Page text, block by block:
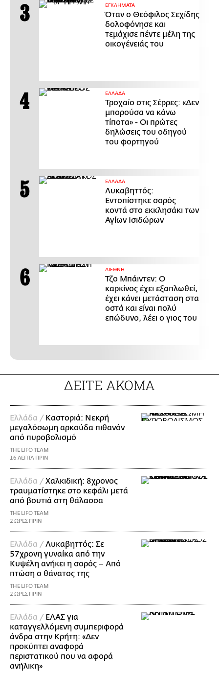
ΕΓΚΛΗΜΑΤΑ
Όταν ο Θεόφιλος Σεχίδης
δολοφόνησε και
τεμάχισε πέντε μέλη της
οικογένειάς του
ΕΛΛΑΔΑ
Τροχαίο στις Σέρρες: «Δεν
μπορούσα να κάνω
τίποτα» - Οι πρώτες
δηλώσεις του οδηγού
του φορτηγού
ΕΛΛΑΔΑ
Λυκαβηττός:
Εντοπίστηκε σορός
κοντά στο εκκλησάκι των
Αγίων Ισιδώρων
ΔΙΕΘΝΗ
Τζο Μπάιντεν: Ο
καρκίνος έχει εξαπλωθεί,
έχει κάνει μετάσταση στα
οστά και είναι πολύ
επώδυνο, λέει ο γιος του
ΔΕΙΤΕ ΑΚΟΜΑ
Ελλάδα / Καστοριά: Νεκρή
μεγαλόσωμη αρκούδα πιθανόν
από πυροβολισμό
THE LIFO TEAM
16 ΛΕΠΤΑ ΠΡΙΝ
Ελλάδα / Χαλκιδική: 8χρονος
τραυματίστηκε στο κεφάλι μετά
από βουτιά στη θάλασσα
THE LIFO TEAM
2 ΩΡΕΣ ΠΡΙΝ
Ελλάδα / Λυκαβηττός: Σε
57χρονη γυναίκα από την
Κυψέλη ανήκει η σορός – Από
πτώση ο θάνατος της
THE LIFO TEAM
2 ΩΡΕΣ ΠΡΙΝ
Ελλάδα / ΕΛΑΣ για
καταγγελλόμενη συμπεριφορά
άνδρα στην Κρήτη: «Δεν
προκύπτει αναφορά
περιστατικού που να αφορά
ανήλικη»